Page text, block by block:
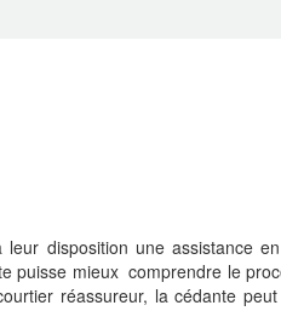
disposition une assistance
puisse mieux comprendre le
réassureur, la cédante